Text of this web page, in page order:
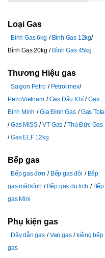
Loại Gas
Bình Gas 6kg
Bình Gas 12kg
Bình Gas 20kg
Bình Gas 45kg
Thương Hiệu gas
Saigon Petro
Petrolimex
PetroVietnam
Gas Dầu Khí
Gas
Bình Minh
Gia Đình Gas
Gas Total
Gas MISS
VT Gas
Thủ Đức Gas
Gas ELF 12kg
Bếp gas
Bếp gas đơn Bếp gas đôi
Bếp
gas mặt kính
Bếp gas du lịch
Bếp
gas Mini
Phụ kiện gas
Dây dẫn gas Van gas
kiềng bếp
gas